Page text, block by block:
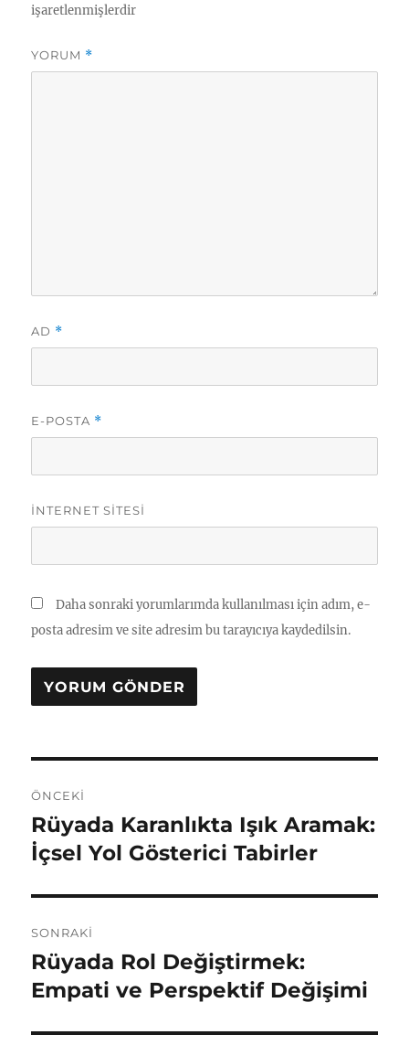
işaretlenmişlerdir
YORUM *
AD *
E-POSTA *
İNTERNET SITESI
Daha sonraki yorumlarımda kullanılması için adım, e-
posta adresim ve site adresim bu tarayıcıya kaydedilsin.
gezinmesi
ÖNCEKI
Önceki
yazı:
Rüyada Karanlıkta Işık Aramak:
İçsel Yol Gösterici Tabirler
SONRAKI
Sonraki
yazı:
Rüyada Rol Değiştirmek:
Empati ve Perspektif Değişimi